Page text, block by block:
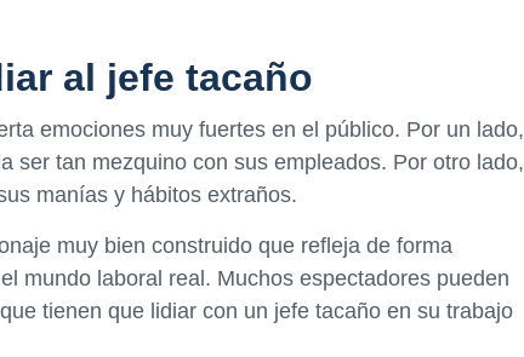
al jefe tacaño
emociones muy fuertes en el público. Por un lado,
ser tan mezquino con sus empleados. Por otro lado,
manías y hábitos extraños.
muy bien construido que refleja de forma
mundo laboral real. Muchos espectadores pueden
tienen que lidiar con un jefe tacaño en su trabajo